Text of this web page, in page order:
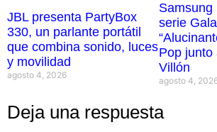
JBL presenta PartyBox
330, un parlante portátil
que combina sonido, luces
y movilidad
agosto 4, 2026
Samsung
serie
Pop junto
Villón
agosto 4,
Deja una respuesta